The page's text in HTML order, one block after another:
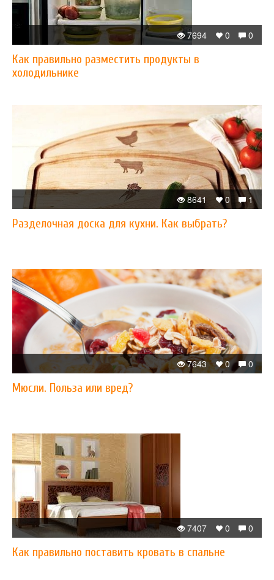
0
0
7694
Как правильно разместить продукты в
холодильнике
1
0
8641
Разделочная доска для кухни. Как выбрать?
0
0
7643
Мюсли. Польза или вред?
0
0
7407
Как правильно поставить кровать в спальне